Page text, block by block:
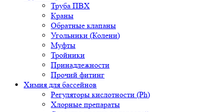
Труба ПВХ
Краны
Обратные клапаны
Угольники (Колени)
Муфты
Тройники
Принадлежности
Прочий фитинг
Химия для бассейнов
Регуляторы кислотности (Ph)
Хлорные препараты